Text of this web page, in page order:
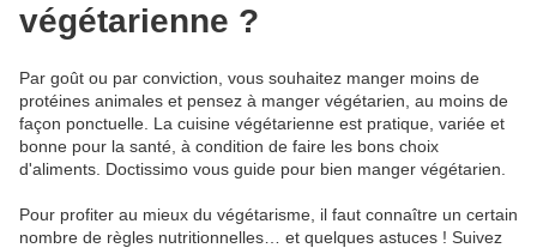
végétarienne ?
Par goût ou par conviction, vous souhaitez manger moins de
protéines animales et pensez à manger végétarien, au moins de
façon ponctuelle. La cuisine végétarienne est pratique, variée et
bonne pour la santé, à condition de faire les bons choix
d'aliments. Doctissimo vous guide pour bien manger végétarien.
Pour profiter au mieux du végétarisme, il faut connaître un certain
nombre de règles nutritionnelles… et quelques astuces ! Suivez